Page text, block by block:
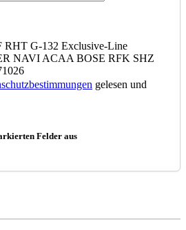
G-132 Exclusive-Line
NAVI ACAA BOSE RFK SHZ
gelesen und
Felder aus